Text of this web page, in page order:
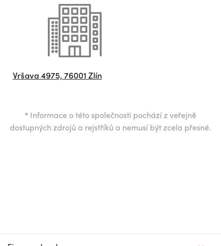
Vršava 4975, 76001 Zlín
* Informace o této společnosti pochází z veřejně
dostupných zdrojů a rejstříků a nemusí být zcela přesné.